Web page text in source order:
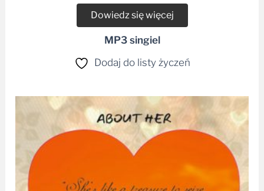
Dowiedz się więcej
MP3 singiel
Dodaj do listy życzeń